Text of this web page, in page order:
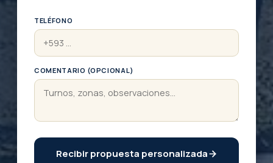
TELÉFONO
COMENTARIO (OPCIONAL)
Recibir propuesta personalizada